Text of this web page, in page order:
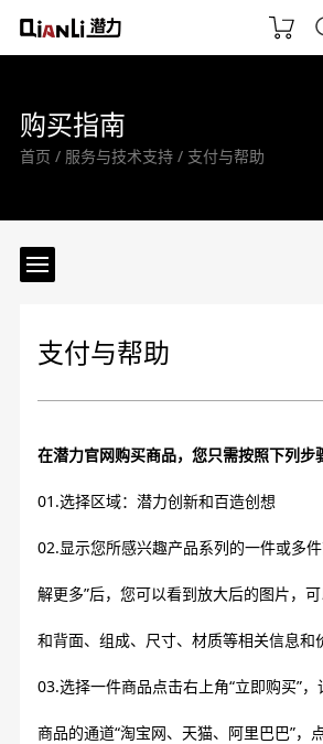
购买指南
首页 服务与技术支持 支付与帮助
支付与帮助
在潜力官网购买商品，您只需按照下列步
01.选择区域：潜力创新和百造创想
02.显示您所感兴趣产品系列的一件或多
解更多”后，您可以看到放大后的图片，
和背面、组成、尺寸、材质等相关信息和
03.选择一件商品点击右上角“立即购买”
商品的通道“淘宝网、天猫、阿里巴巴”，